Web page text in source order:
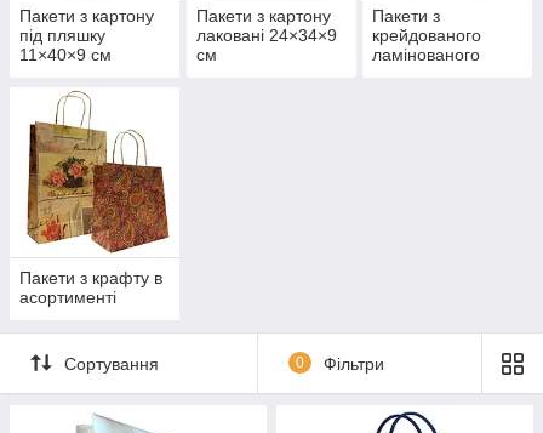
Пакети з картону
під пляшку
11×40×9 см
Пакети з картону
лаковані 24×34×9
см
Пакети з
крейдованого
ламінованого
Пакети з крафту в
асортименті
Сортування 0 Фільтри